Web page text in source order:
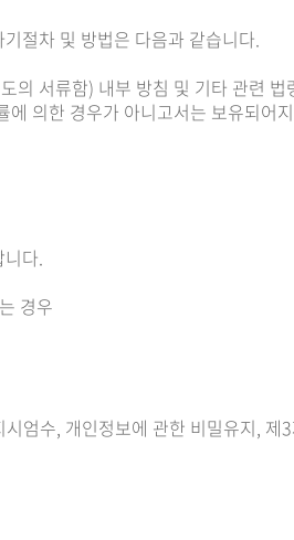
절차 및 방법은 다음과 같습니다.
의 서류함) 내부 방침 및 기타 관련 법
의한 경우가 아니고서는 보유되어
다.
경우
엄수, 개인정보에 관한 비밀유지, 제